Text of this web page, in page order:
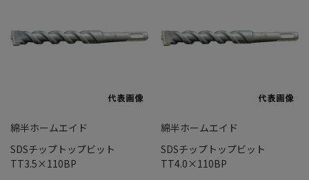
綿半ホームエイド
SDSチップトップビット
TT3.5×110BP
綿半ホームエイド
SDSチップトップビット
TT4.0×110BP